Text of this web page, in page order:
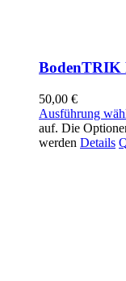
BodenTRIK
50,00 €
Ausführung
auf. Die
werden Details